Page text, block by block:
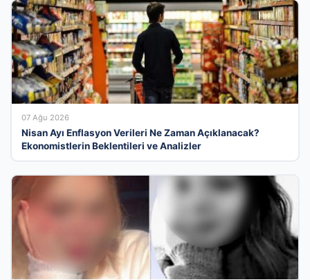
07 Ağu 2026
Nisan Ayı Enflasyon Verileri Ne Zaman Açıklanacak?
Ekonomistlerin Beklentileri ve Analizler